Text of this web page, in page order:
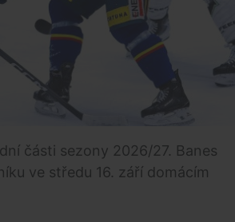
části sezony 2026/27. Banes
ve středu 16. září domácím